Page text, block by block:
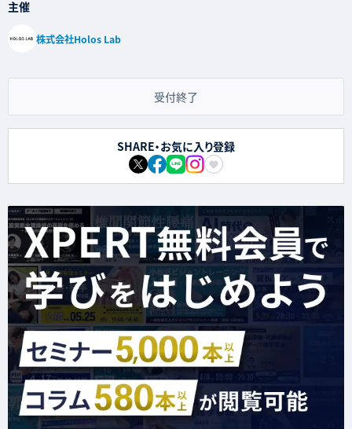
主催
株式会社Holos Lab
受付終了
SHARE・お気に入り登録